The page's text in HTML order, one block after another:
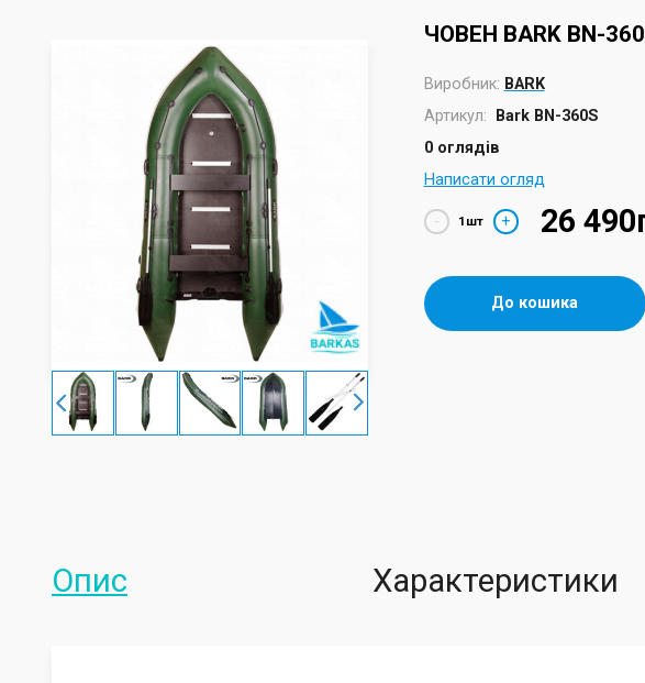
ЧОВЕН BARK BN-
Виробник: BARK
Артикул:
Bark BN-360S
0 оглядів
Написати огляд
- + 26
До кошика
Опис Характеристики